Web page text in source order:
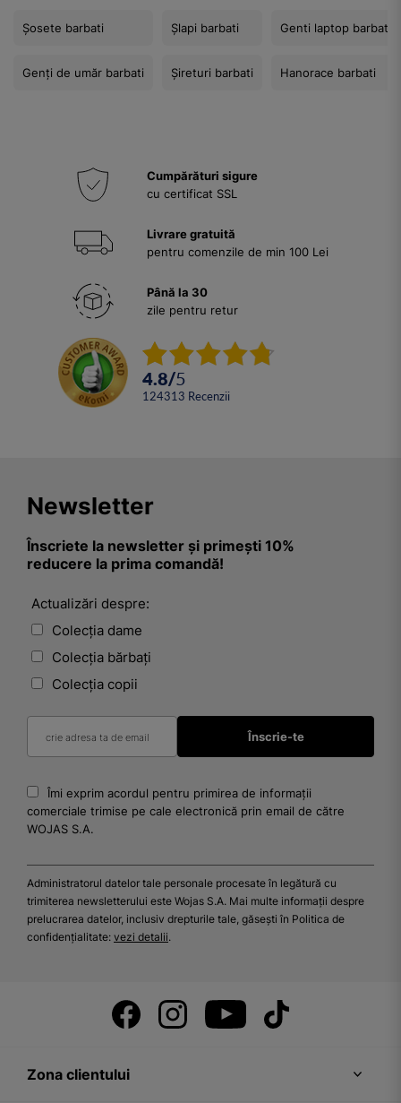
Șosete barbati
Genți de umăr barbati
Șlapi barbati
Șireturi barbati
Genti laptop barbati
Hanorace barbati
Cumpărături sigure
cu certificat SSL
Livrare gratuită
pentru comenzile de min 100 Lei
Până la 30
zile pentru retur
4.8/5
124313 Recenzii
Newsletter
Înscriete la newsletter și primești 10%
reducere la prima comandă!
Actualizări despre:
Colecția dame
Colecția bărbați
Colecția copii
Îmi exprim acordul pentru primirea de informații
comerciale trimise pe cale electronică prin email de către
WOJAS S.A.
Administratorul datelor tale personale procesate în legătură cu
trimiterea newsletterului este Wojas S.A. Mai multe informații despre
prelucrarea datelor, inclusiv drepturile tale, găsești în Politica de
confidențialitate: vezi detalii.
Zona clientului